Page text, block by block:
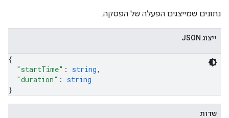
נתונים שמייצגים הפעלה של הפסקה.
ייצוג JSON
{
"startTime" : string,
"duration" : string
}
שדות